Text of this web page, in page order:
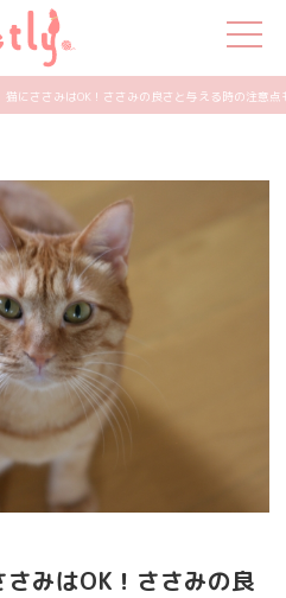
猫の特集
ペット用品
飼い主さんの悩み
ペットの気持ち
知って得する
猫にささみはOK！ささみの良さと与える時の注意点
さみはOK！ささみの良